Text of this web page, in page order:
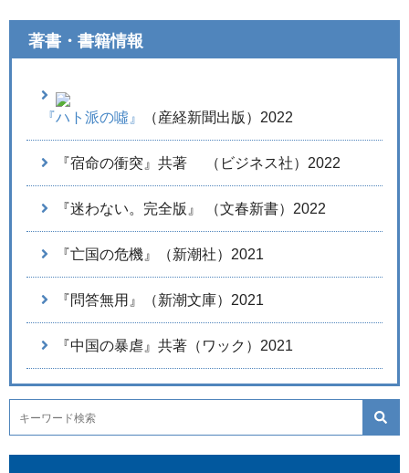
著書・書籍情報
『ハト派の噓』 （産経新聞出版）2022
『宿命の衝突』共著 （ビジネス社）2022
『迷わない。完全版』 （文春新書）2022
『亡国の危機』（新潮社）2021
『問答無用』（新潮文庫）2021
『中国の暴虐』共著（ワック）2021